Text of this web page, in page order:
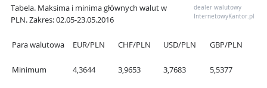
dealer walutowy
InternetowyKantor.pl
Tabela. Maksima i minima głównych walut w
PLN. Zakres: 02.05-23.05.2016
Para walutowa EUR/PLN CHF/PLN USD/PLN GBP/PLN
Minimum 4,3644 3,9653 3,7683 5,5377